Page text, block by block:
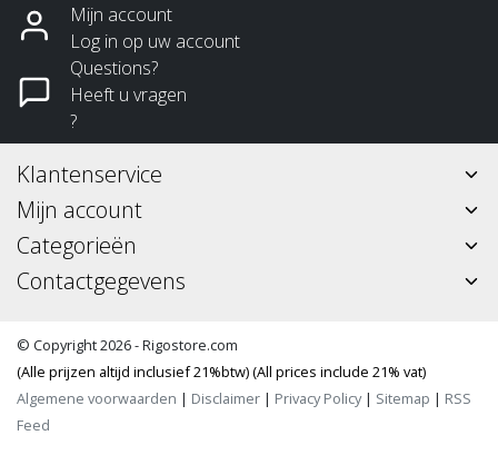
Mijn account
Log in op uw account
Questions?
Heeft u vragen
?
Klantenservice
Mijn account
Categorieën
Contactgegevens
© Copyright 2026 - Rigostore.com
(Alle prijzen altijd inclusief 21%btw) (All prices include 21% vat)
Algemene voorwaarden | Disclaimer | Privacy Policy| Sitemap | RSS
Feed